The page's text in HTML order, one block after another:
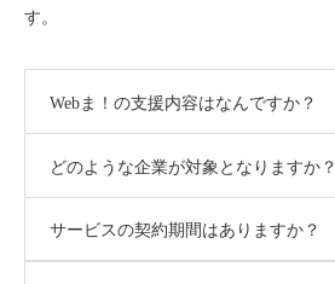
す。
Webま！の支援内容はなんですか？
どのような企業が対象となりますか？
サービスの契約期間はありますか？